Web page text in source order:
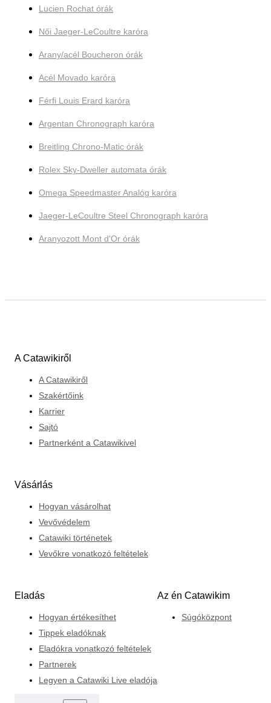
Lucien Rochat órák
Női Jaeger-LeCoultre karóra
Arany/acél Boucheron órák
Acél Movado karóra
Férfi Louis Erard karóra
Argentan Chronograph karóra
Breitling Chrono-Matic órák
Rolex Sky-Dweller automata órák
Omega Speedmaster Analóg karóra
Jaeger-LeCoultre Steel Chronograph karóra
Aranyozott Mont d'Or órák
A Catawikiről
A Catawikiről
Szakértőink
Karrier
Sajtó
Partnerként a Catawikivel
Vásárlás
Hogyan vásárolhat
Vevővédelem
Catawiki történetek
Vevőkre vonatkozó feltételek
Eladás
Hogyan értékesíthet
Tippek eladóknak
Eladókra vonatkozó feltételek
Partnerek
Legyen a Catawiki Live eladója
Az én Catawikim
Súgóközpont